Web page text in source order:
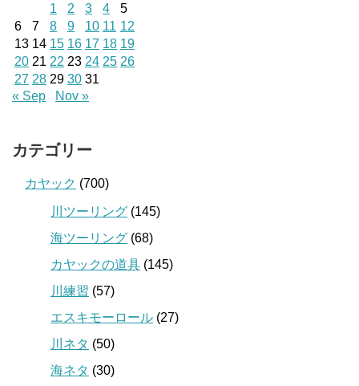
1 2 3 4
5
6
7 8 9 10 11 12
13 14 15 16 17 18 19
20 21 22 23 24 25 26
27 28 29 30 31
« Sep
Nov »
カテゴリー
カヤック (700)
川ツーリング (145)
海ツーリング (68)
カヤックの道具 (145)
川練習 (57)
エスキモーロール (27)
川ネタ (50)
海ネタ (30)